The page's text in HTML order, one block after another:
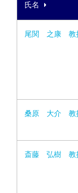
氏名
尾関 之康 教
桑原 大介 教
斎藤 弘樹 教